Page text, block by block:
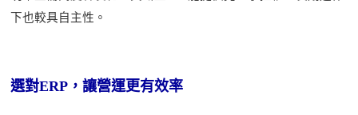
下也較具自主性。
選對ERP，讓營運更有效率